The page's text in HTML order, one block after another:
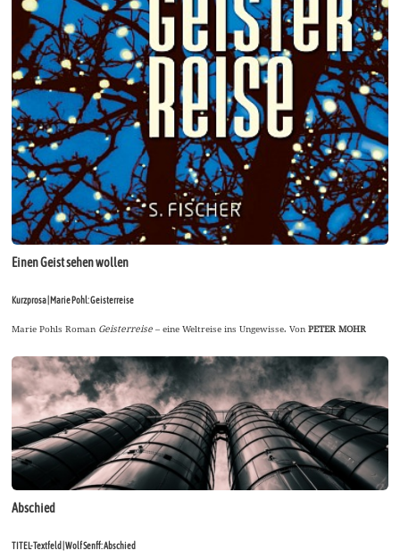
Einen Geist sehen wollen
Kurzprosa | Marie Pohl: Geisterreise
Marie Pohls Roman Geisterreise – eine Weltreise ins Ungewisse. VonPETER MOHR
Abschied
TITEL-Textfeld | Wolf Senff: Abschied